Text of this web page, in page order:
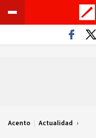
Acento | Actualidad